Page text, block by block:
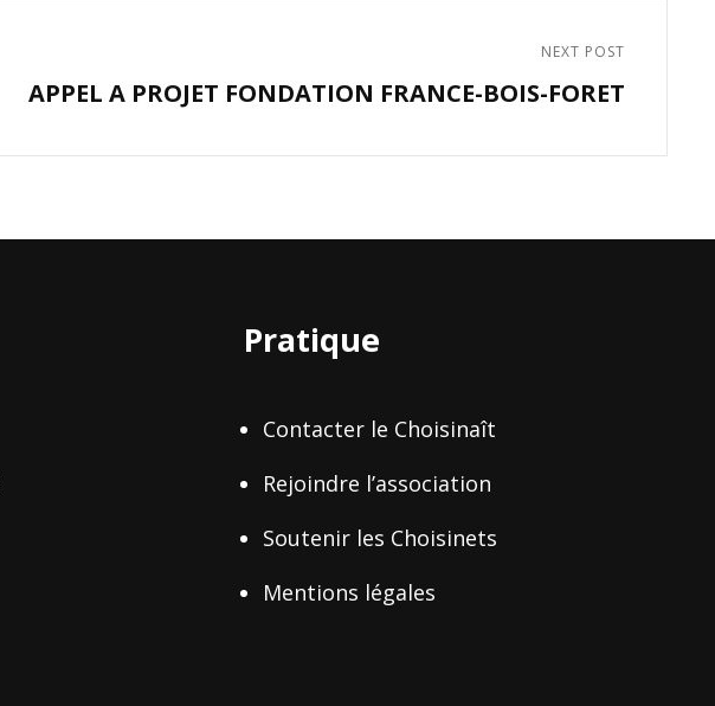
Post
NEXT POST
APPEL A PROJET FONDATION FRANCE-BOIS-FORET
Pratique
Contacter le Choisinaît
Rejoindre l’association
Soutenir les Choisinets
Mentions légales